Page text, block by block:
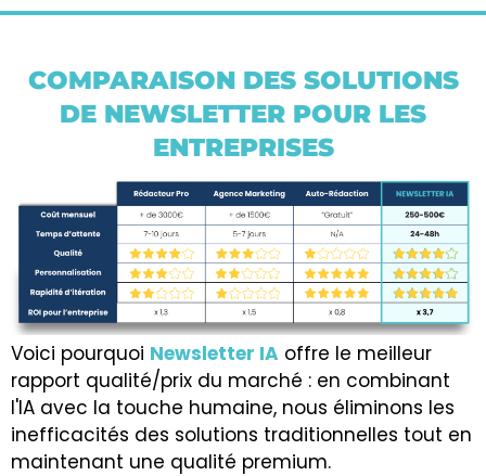
COMPARAISON DES SOLUTIONS
DE NEWSLETTER POUR LES
ENTREPRISES
Voici pourquoi Newsletter IA offre le meilleur
rapport qualité/prix du marché : en combinant
l'IA avec la touche humaine, nous éliminons les
inefficacités des solutions traditionnelles tout en
maintenant une qualité premium.